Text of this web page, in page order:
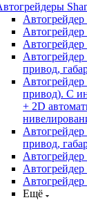
привод,
привод). С
+ 2D
привод,
Ещё